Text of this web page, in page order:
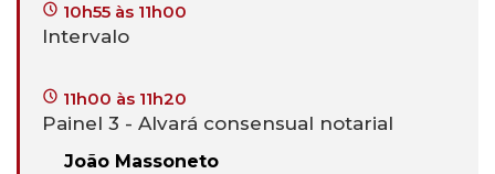
10h55 às 11h00
Intervalo
11h00 às 11h20
Painel 3 - Alvará consensual notarial
João Massoneto